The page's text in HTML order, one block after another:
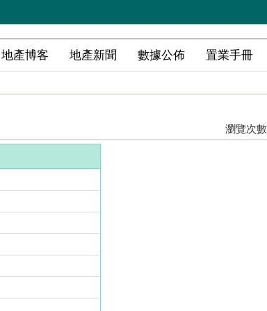
地產博客 地產新聞 數據公佈 置業手冊
瀏覽次